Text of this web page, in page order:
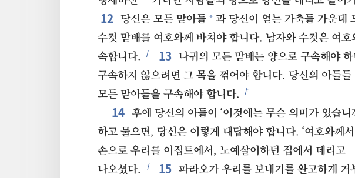
12 당신은 모든 맏아들 * 과 당신이 얻는 가축들 가운데
수컷 맏배를 여호와께 바쳐야 합니다. 남자와 수컷은 여호
속합니다. ㅏ 13 나귀의 모든 맏배는 양으로 구속해야 하
구속하지 않으려면 그 목을 꺾어야 합니다. 당신의 아들들
모든 맏아들을 구속해야 합니다. ㅑ
14 후에 당신의 아들이 ‘이것에는 무슨 의미가 있습니
하고 물으면, 당신은 이렇게 대답해야 합니다. ‘여호와께
손으로 우리를 이집트에서, 노예살이하던 집에서 데리고
나오셨다. ㅓ 15 파라오가 우리를 보내기를 완고하게 거